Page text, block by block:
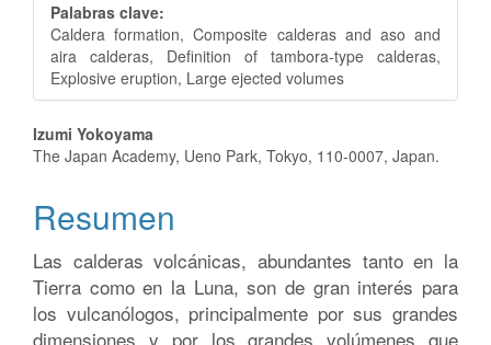
Palabras clave:
Caldera formation, Composite calderas and aso and
aira calderas, Definition of tambora-type calderas,
Explosive eruption, Large ejected volumes
Contenido
principal
del
artículo
Izumi Yokoyama
The Japan Academy, Ueno Park, Tokyo, 110-0007, Japan.
Resumen
Las calderas volcánicas, abundantes tanto en la
Tierra como en la Luna, son de gran interés para
los vulcanólogos, principalmente por sus grandes
dimensiones y por los grandes volúmenes que